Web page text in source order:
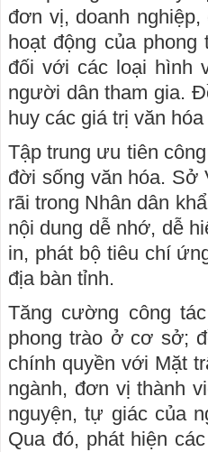
đơn vị, doanh
hoạt động của
đối với các loại hình
người dân tham gia.
huy các giá trị văn
Tập trung ưu tiên
đời sống văn hóa. Sở
rãi trong Nhân dân
nội dung dễ nhớ, dễ
in, phát bộ tiêu chí
địa bàn tỉnh.
Tăng cường công
phong trào ở cơ sở;
chính quyền với Mặt
ngành, đơn vị thành
nguyện, tự giác của
Qua đó, phát hiện